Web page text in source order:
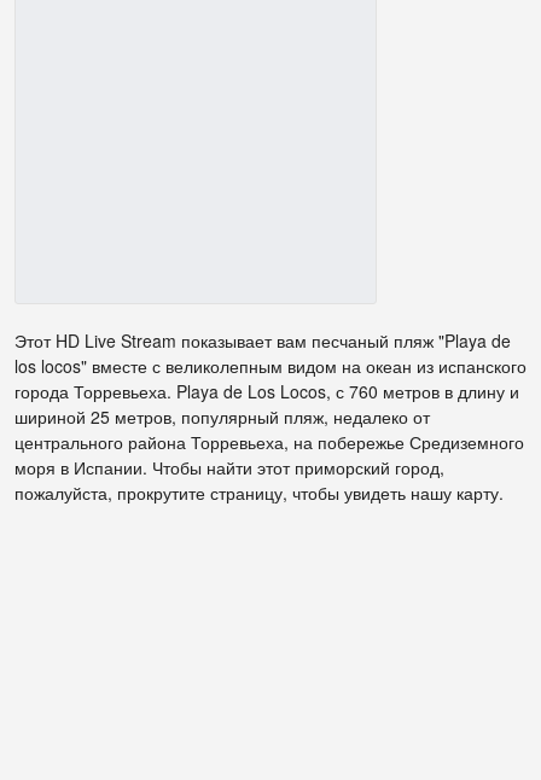
Этот HD Live Stream показывает вам песчаный пляж "Playa de
los locos" вместе с великолепным видом на океан из испанского
города Торревьеха. Playa de Los Locos, с 760 метров в длину и
шириной 25 метров, популярный пляж, недалеко от
центрального района Торревьеха, на побережье Средиземного
моря в Испании. Чтобы найти этот приморский город,
пожалуйста, прокрутите страницу, чтобы увидеть нашу карту.